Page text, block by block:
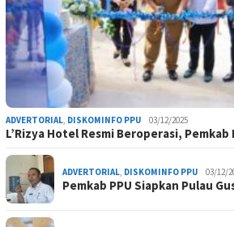
ADVERTORIAL DISKOMINFO PPU 03/12/2025
L’Rizya Hotel Resmi Beroperasi, Pemkab
ADVERTORIAL DISKOMINFO PPU 03/12/
Pemkab PPU Siapkan Pulau